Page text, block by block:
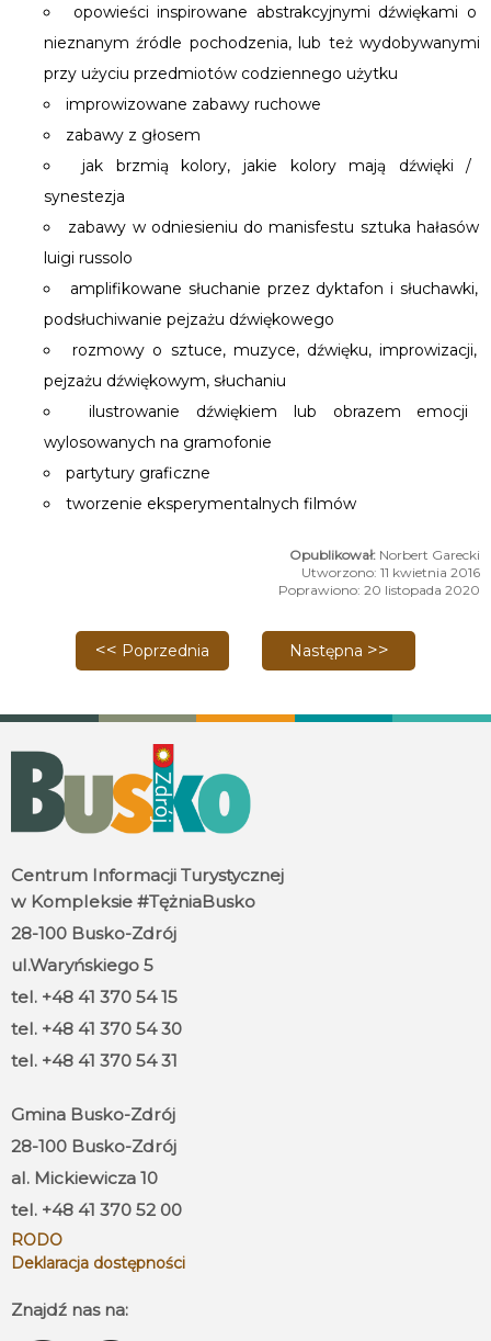
opowieści inspirowane abstrakcyjnymi dźwiękami o
nieznanym źródle pochodzenia, lub też wydobywanymi
przy użyciu przedmiotów codziennego użytku
improwizowane zabawy ruchowe
zabawy z głosem
jak brzmią kolory, jakie kolory mają dźwięki /
synestezja
zabawy w odniesieniu do manisfestu sztuka hałasów
luigi russolo
amplifikowane słuchanie przez dyktafon i słuchawki,
podsłuchiwanie pejzażu dźwiękowego
rozmowy o sztuce, muzyce, dźwięku, improwizacji,
pejzażu dźwiękowym, słuchaniu
ilustrowanie dźwiękiem lub obrazem emocji
wylosowanych na gramofonie
partytury graficzne
tworzenie eksperymentalnych filmów
Norbert Garecki
Utworzono: 11 kwietnia 2016
Poprawiono: 20 listopada 2020
Poprzednia strona: Klub Młodzieżowy Wolna
Poprzednia Następna strona: Apel do
Następna
Centrum Informacji Turystycznej
w Kompleksie #TężniaBusko
28-100 Busko-Zdrój
ul.Waryńskiego 5
tel. +48 41 370 54 15
tel. +48 41 370 54 30
tel. +48 41 370 54 31
Gmina Busko-Zdrój
28-100 Busko-Zdrój
al. Mickiewicza 10
tel. +48 41 370 52 00
RODO
Deklaracja dostępności
Znajdź nas na: